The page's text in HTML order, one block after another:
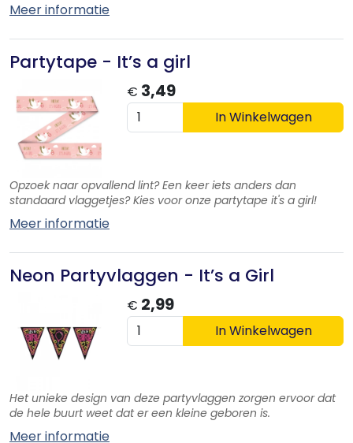
Meer informatie
Partytape - It’s a girl
€ 3,49
In Winkelwagen
Opzoek naar opvallend lint? Een keer iets anders dan
standaard vlaggetjes? Kies voor onze partytape it's a girl!
Meer informatie
Neon Partyvlaggen - It’s a Girl
€ 2,99
In Winkelwagen
Het unieke design van deze partyvlaggen zorgen ervoor dat
de hele buurt weet dat er een kleine geboren is.
Meer informatie